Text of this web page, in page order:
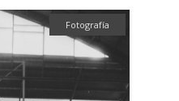
Fotografía